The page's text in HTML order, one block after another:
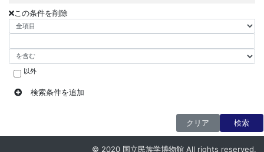
この条件を削除
以外
検索条件を追加
クリア 検索
© 2020 国立民族学博物館 All rights reserved.